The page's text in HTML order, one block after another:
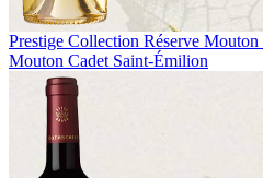
Prestige Collection Réserve Mouton
Mouton Cadet Saint-Émilion